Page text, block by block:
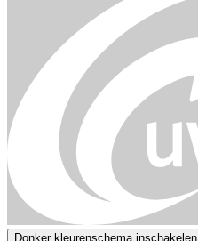
Donker kleurenschema inschakelen